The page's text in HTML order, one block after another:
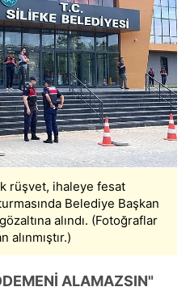
rüşvet, ihaleye fesat
Belediye Başkan
alındı. (Fotoğraflar
alınmıştır.)
ALAMAZSIN"